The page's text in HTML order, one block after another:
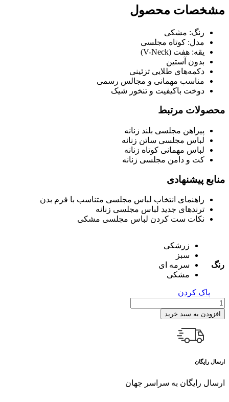
مشخصات محصول
رنگ: مشکی
مدل: کوتاه مجلسی
یقه: هفت (V-Neck)
بدون آستین
دکمه‌های طلایی تزئینی
مناسب مهمانی و مجالس رسمی
دوخت باکیفیت و تنخور شیک
محصولات مرتبط
پیراهن مجلسی بلند زنانه
لباس مجلسی ساتن زنانه
لباس مهمانی کوتاه زنانه
کت و دامن مجلسی زنانه
منابع پیشنهادی
راهنمای انتخاب لباس مجلسی متناسب با فرم بدن
ترندهای جدید لباس مجلسی زنانه
نکات ست کردن لباس مجلسی مشکی
رنگ
زرشکی
سبز
سرمه ای
مشکی
پاک کردن
ميدي
شيفون
دامن
700346
افزودن به سبد خرید
ارسال رایگان
ارسال رایگان به سراسر جهان